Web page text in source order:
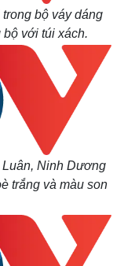
bộ váy dáng
với túi xách.
Ninh Dương
trắng và màu son